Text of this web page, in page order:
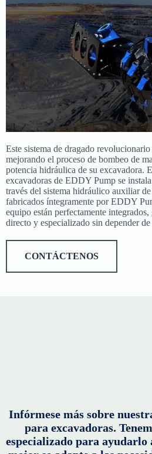
Este sistema de dragado
mejorando el proceso de bombeo de
potencia hidráulica de su excavadora.
excavadoras de EDDY Pump se
través del sistema hidráulico auxiliar
fabricados íntegramente por EDDY
equipo están perfectamente
directo y especializado sin depender de
CONTÁCTENOS
Infórmese más sobre
para excavadoras.
especializado para ayudarlo